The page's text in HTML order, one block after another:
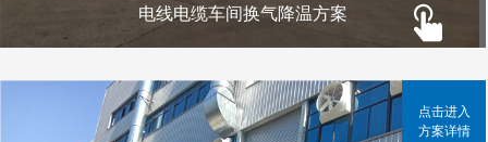
电线电缆车间换气降温方案
点击进入
方案详情